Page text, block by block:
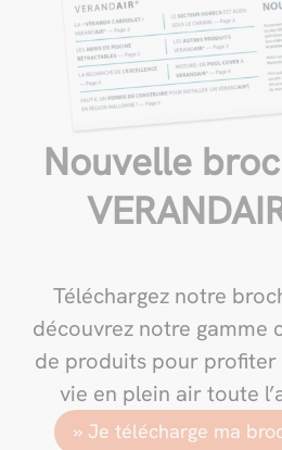
Nouvelle
Téléchargez notre
découvrez notre gamme
de produits pour profiter
vie en plein air toute
» Je télécharge ma